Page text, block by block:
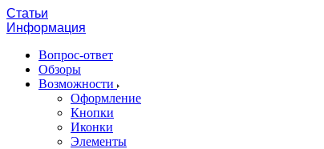
Статьи
Информация
Вопрос-ответ
Обзоры
Возможности
Оформление
Кнопки
Иконки
Элементы